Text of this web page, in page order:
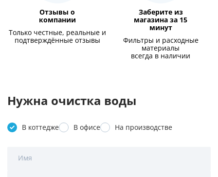
Отзывы о
компании
Только честные, реальные и
подтверждённые отзывы
Заберите из
магазина за 15
минут
Фильтры и расходные
материалы
всегда в наличии
Нужна очистка воды
В коттедже В офисе На производстве
Имя